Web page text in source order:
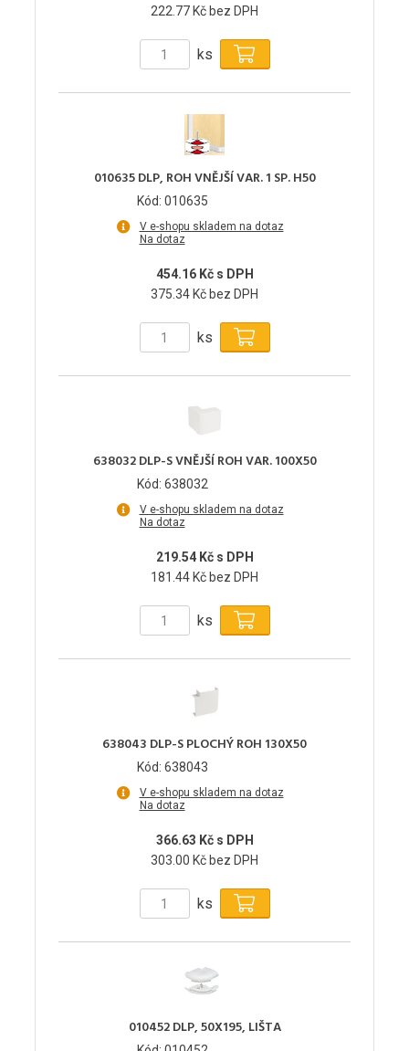
222.77 Kč bez DPH
ks
010635 DLP, ROH VNĚJŠÍ VAR. 1 SP. H50
Kód: 010635
V e-shopu skladem na dotaz
Na dotaz
454.16 Kč s DPH
375.34 Kč bez DPH
ks
638032 DLP-S VNĚJŠÍ ROH VAR. 100X50
Kód: 638032
V e-shopu skladem na dotaz
Na dotaz
219.54 Kč s DPH
181.44 Kč bez DPH
ks
638043 DLP-S PLOCHÝ ROH 130X50
Kód: 638043
V e-shopu skladem na dotaz
Na dotaz
366.63 Kč s DPH
303.00 Kč bez DPH
ks
010452 DLP, 50X195, LIŠTA